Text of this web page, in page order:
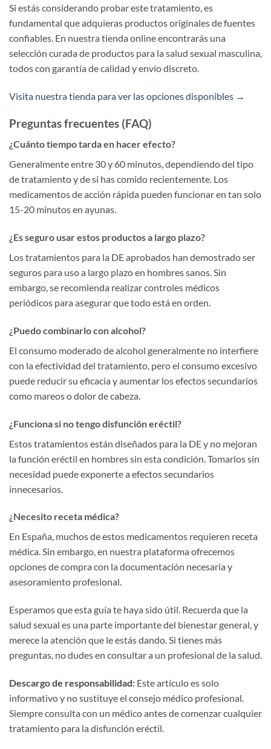
Si estás considerando probar este tratamiento, es
fundamental que adquieras productos originales de fuentes
confiables. En nuestra tienda online encontrarás una
selección curada de productos para la salud sexual masculina,
todos con garantía de calidad y envío discreto.
Visita nuestra tienda para ver las opciones disponibles →
Preguntas frecuentes (FAQ)
¿Cuánto tiempo tarda en hacer efecto?
Generalmente entre 30 y 60 minutos, dependiendo del tipo
de tratamiento y de si has comido recientemente. Los
medicamentos de acción rápida pueden funcionar en tan solo
15-20 minutos en ayunas.
¿Es seguro usar estos productos a largo plazo?
Los tratamientos para la DE aprobados han demostrado ser
seguros para uso a largo plazo en hombres sanos. Sin
embargo, se recomienda realizar controles médicos
periódicos para asegurar que todo está en orden.
¿Puedo combinarlo con alcohol?
El consumo moderado de alcohol generalmente no interfiere
con la efectividad del tratamiento, pero el consumo excesivo
puede reducir su eficacia y aumentar los efectos secundarios
como mareos o dolor de cabeza.
¿Funciona si no tengo disfunción eréctil?
Estos tratamientos están diseñados para la DE y no mejoran
la función eréctil en hombres sin esta condición. Tomarlos sin
necesidad puede exponerte a efectos secundarios
innecesarios.
¿Necesito receta médica?
En España, muchos de estos medicamentos requieren receta
médica. Sin embargo, en nuestra plataforma ofrecemos
opciones de compra con la documentación necesaria y
asesoramiento profesional.
Esperamos que esta guía te haya sido útil. Recuerda que la
salud sexual es una parte importante del bienestar general, y
merece la atención que le estás dando. Si tienes más
preguntas, no dudes en consultar a un profesional de la salud.
Descargo de responsabilidad: Este artículo es solo
informativo y no sustituye el consejo médico profesional.
Siempre consulta con un médico antes de comenzar cualquier
tratamiento para la disfunción eréctil.